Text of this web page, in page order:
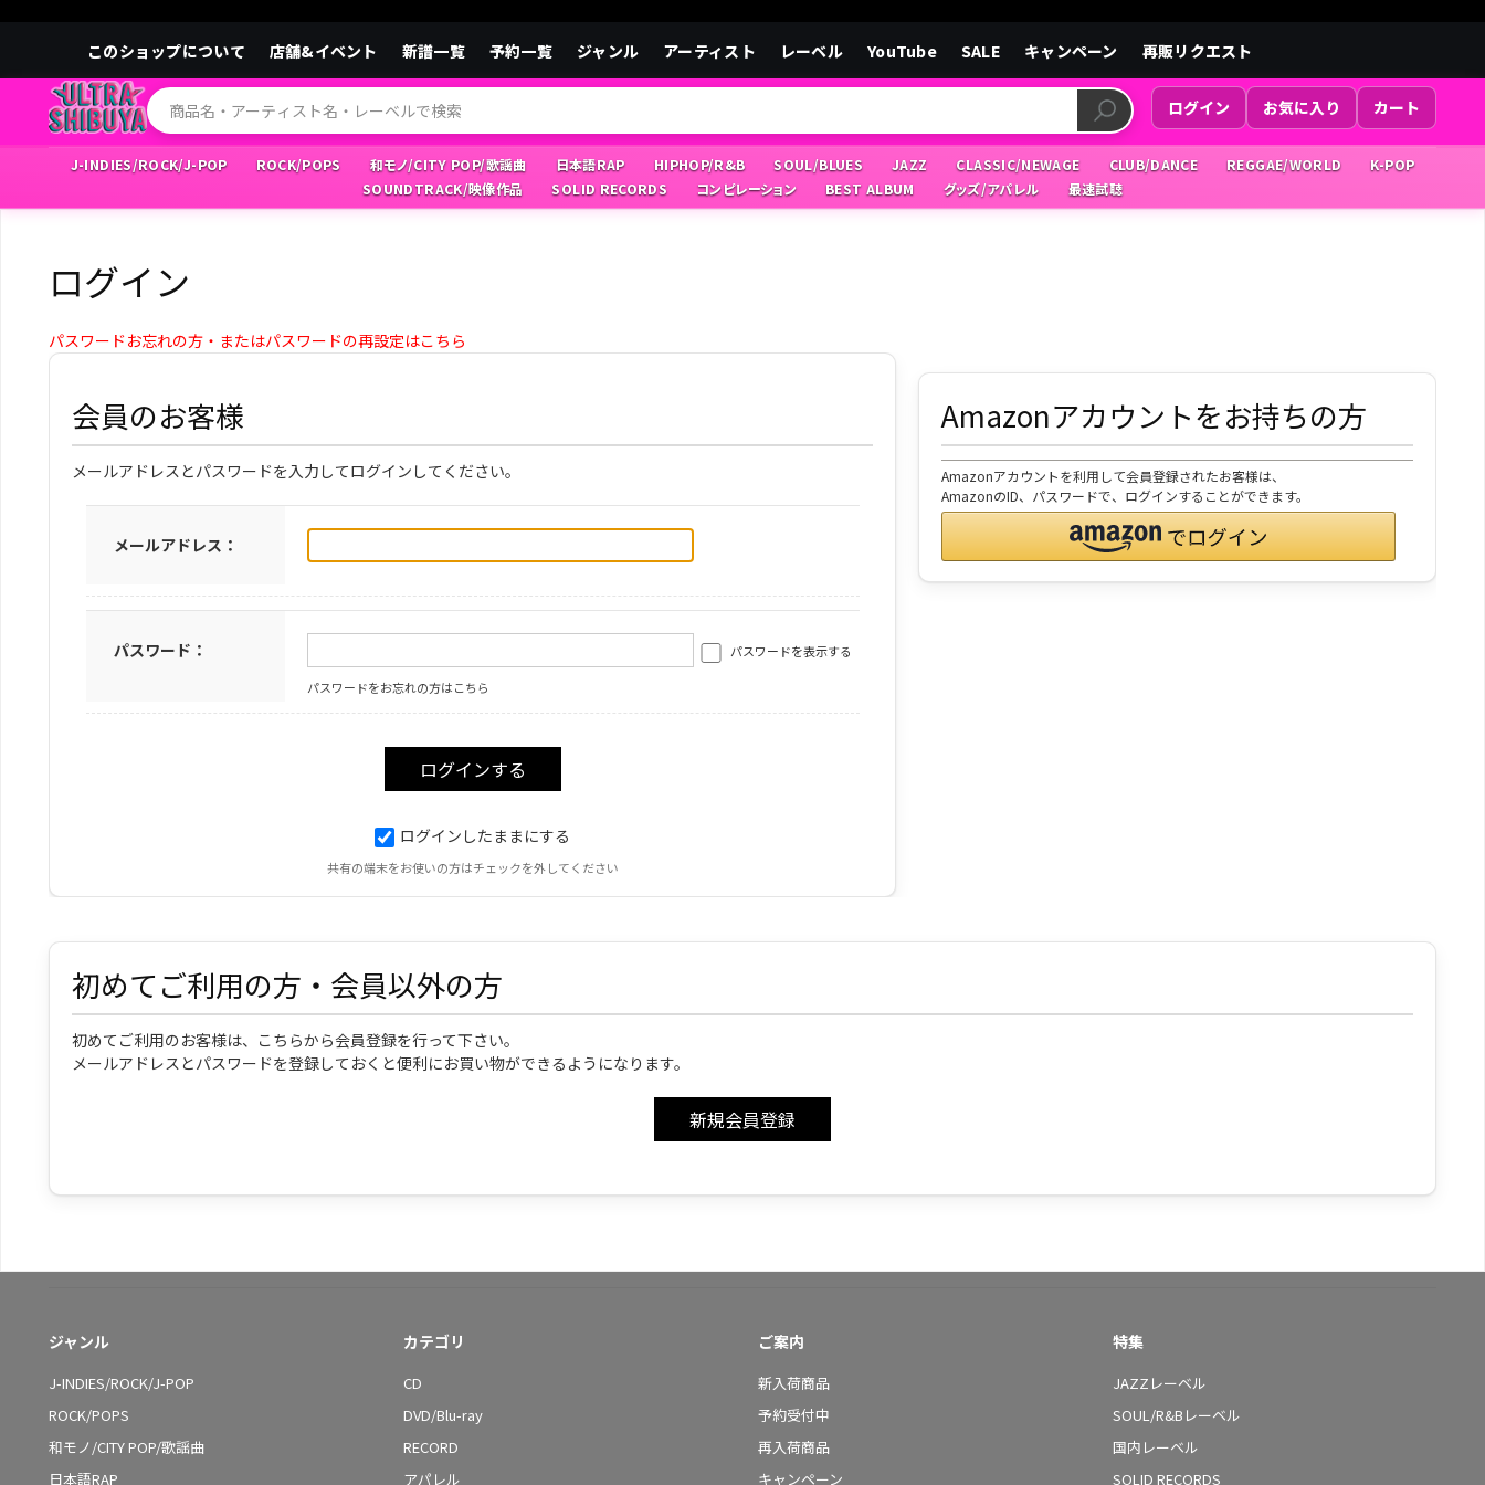
このショップについて 店舗&イベント 新譜一覧 予約一覧 ジャンル アーティスト レーベル YouTube SALE キャンペーン 再販リクエスト
ログイン お気に入り カート
J-INDIES/ROCK/J-POP ROCK/POPS 和モノ/CITY POP/歌謡曲 日本語RAP HIPHOP/R&B SOUL/BLUES JAZZ CLASSIC/NEWAGE CLUB/DANCE REGGAE/WORLD
K-POP
SOUNDTRACK/映像作品
SOLID RECORDS コンピレーション BEST ALBUM グッズ/アパレル 最速試聴
ログイン
パスワードお忘れの方・またはパスワードの再設定はこちら
会員のお客様
メールアドレスとパスワードを入力してログインしてください。
メールアドレス：
パスワード： パスワードを表示する
パスワードをお忘れの方はこちら
ログインしたままにする
共有の端末をお使いの方はチェックを外してください
Amazonアカウントをお持ちの方
Amazonアカウントを利用して会員登録されたお客様は、
AmazonのID、パスワードで、ログインすることができます。
初めてご利用の方・会員以外の方
初めてご利用のお客様は、こちらから会員登録を行って下さい。
メールアドレスとパスワードを登録しておくと便利にお買い物ができるようになります。
ジャンル
J-INDIES/ROCK/J-POP
ROCK/POPS
和モノ/CITY POP/歌謡曲
日本語RAP
カテゴリ
CD
DVD/Blu-ray
RECORD
アパレル
ご案内
新入荷商品
予約受付中
再入荷商品
キャンペーン
特集
JAZZレーベル
SOUL/R&Bレーベル
国内レーベル
SOLID RECORDS